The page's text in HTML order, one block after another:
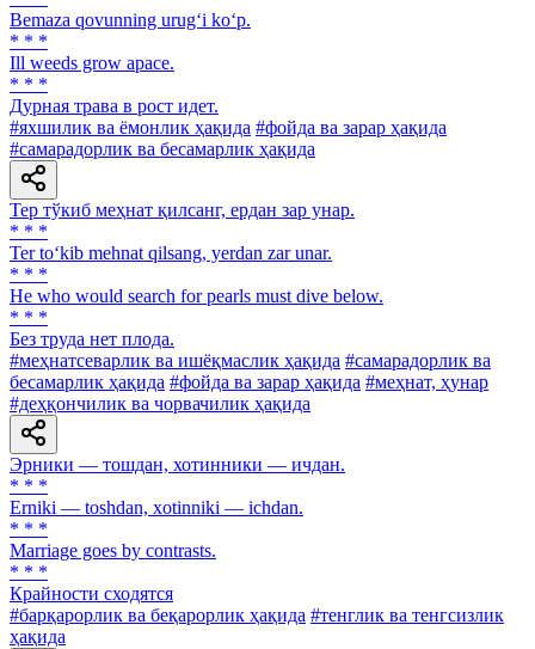
Bemaza qovunning urug‘i ko‘p.
* * *
Ill weeds grow apace.
* * *
Дурная трава в рост идет.
#яхшилик ва ёмонлик ҳақида #фойда ва зарар ҳақида
#самарадорлик ва бесамарлик ҳақида
Тер тўкиб меҳнат қилсанг, ердан зар унар.
* * *
Ter to‘kib mehnat qilsang, yerdan zar unar.
* * *
He who would search for pearls must dive below.
* * *
Без труда нет плода.
#меҳнатсеварлик ва ишёқмаслик ҳақида #самарадорлик ва
бесамарлик ҳақида #фойда ва зарар ҳақида #меҳнат, ҳунар
#деҳқончилик ва чорвачилик ҳақида
Эрники — тошдан, хотинники — ичдан.
* * *
Erniki — tоshdan, xotinniki — ichdan.
* * *
Marriage goes by contrasts.
* * *
Крайности сходятся
#барқарорлик ва беқарорлик ҳақида #тенглик ва тенгсизлик
ҳақида